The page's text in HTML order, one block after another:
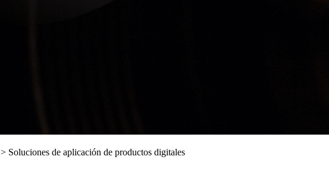
> Soluciones de aplicación de productos digitales